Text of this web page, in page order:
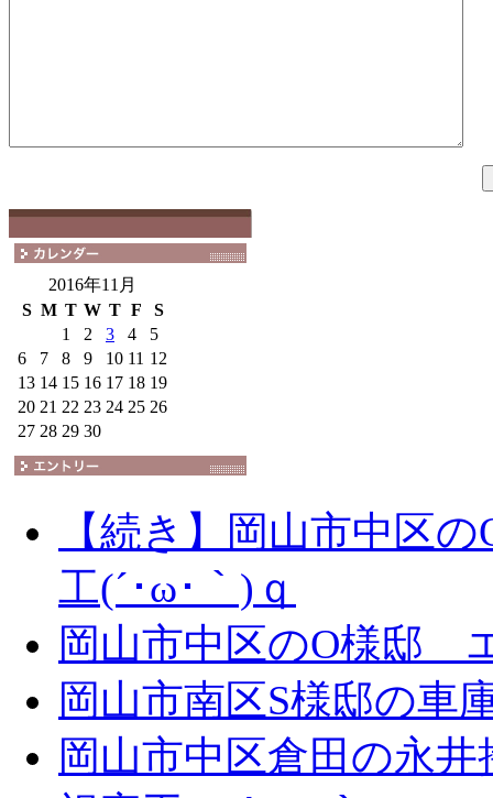
2016年11月
S M T W T F
S
1
2 3 4
5
6
7 8 9 10 11 12
13 14 15 16 17 18 19
20 21 22 23 24 25 26
27 28 29 30
【続き】岡山市中区
工(´･ω･｀)ｑ
岡山市中区のO様邸
岡山市南区S様邸の車
岡山市中区倉田の永